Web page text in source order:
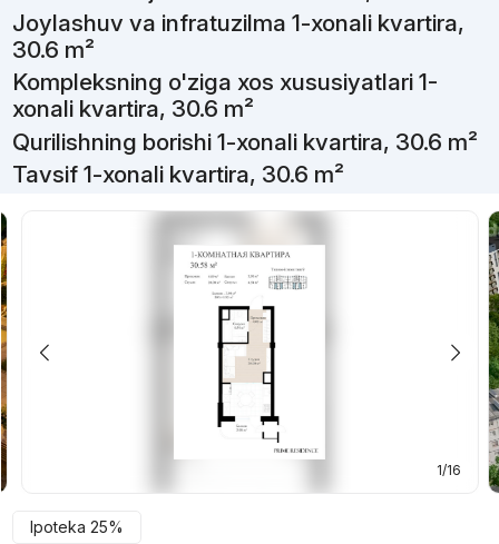
Joylashuv va infratuzilma 1-xonali kvartira,
30.6 m²
Kompleksning o'ziga xos xususiyatlari 1-
xonali kvartira, 30.6 m²
Qurilishning borishi 1-xonali kvartira, 30.6 m²
Tavsif 1-xonali kvartira, 30.6 m²
1/16
Ipoteka 25%